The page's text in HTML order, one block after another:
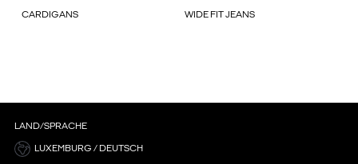
CARDIGANS WIDE FIT JEANS
LAND/SPRACHE
LUXEMBURG / DEUTSCH